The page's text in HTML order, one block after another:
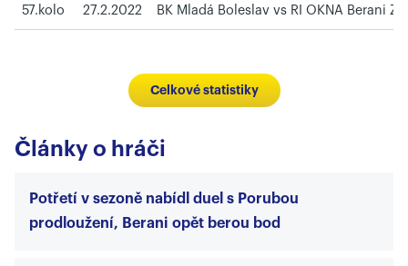
57.kolo 27.2.2022 BK Mladá Boleslav vs RI OKNA Berani
Celkové statistiky
Články o hráči
Potřetí v sezoně nabídl duel s Porubou
prodloužení, Berani opět berou bod